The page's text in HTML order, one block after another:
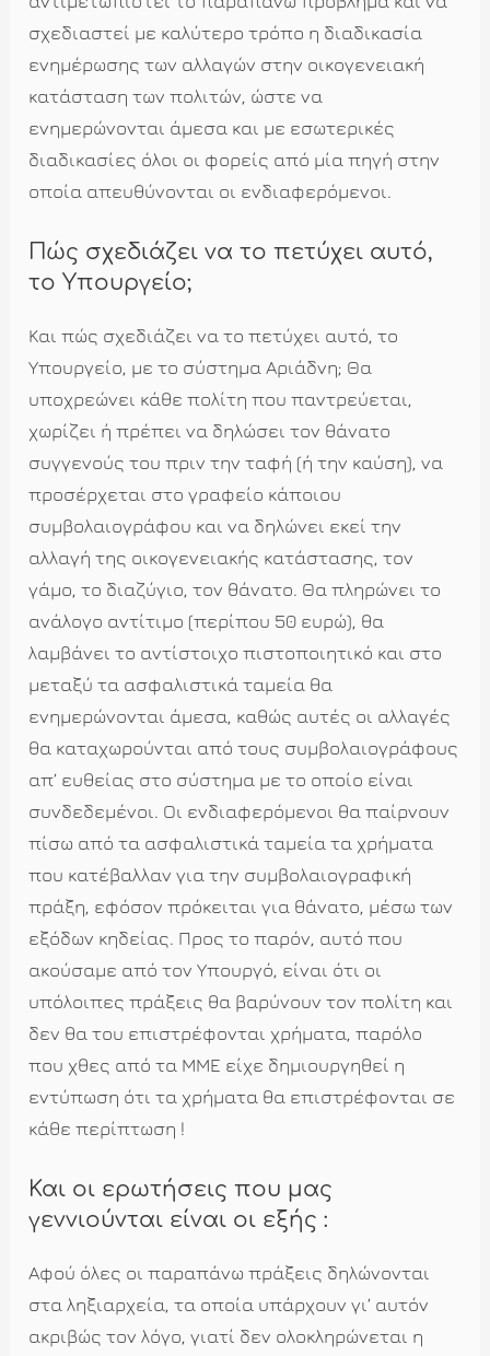
σχεδιαστεί με καλύτερο τρόπο η διαδικασία
ενημέρωσης των αλλαγών στην οικογενειακή
κατάσταση των πολιτών, ώστε να
ενημερώνονται άμεσα και με εσωτερικές
διαδικασίες όλοι οι φορείς από μία πηγή στην
οποία απευθύνονται οι ενδιαφερόμενοι.
Πώς σχεδιάζει να το πετύχει αυτό,
το Υπουργείο;
Και πώς σχεδιάζει να το πετύχει αυτό, το
Υπουργείο, με το σύστημα Αριάδνη; Θα
υποχρεώνει κάθε πολίτη που παντρεύεται,
χωρίζει ή πρέπει να δηλώσει τον θάνατο
συγγενούς του πριν την ταφή (ή την καύση), να
προσέρχεται στο γραφείο κάποιου
συμβολαιογράφου και να δηλώνει εκεί την
αλλαγή της οικογενειακής κατάστασης, τον
γάμο, το διαζύγιο, τον θάνατο. Θα πληρώνει το
ανάλογο αντίτιμο (περίπου 50 ευρώ), θα
λαμβάνει το αντίστοιχο πιστοποιητικό και στο
μεταξύ τα ασφαλιστικά ταμεία θα
ενημερώνονται άμεσα, καθώς αυτές οι αλλαγές
θα καταχωρούνται από τους συμβολαιογράφους
απ’ ευθείας στο σύστημα με το οποίο είναι
συνδεδεμένοι. Οι ενδιαφερόμενοι θα παίρνουν
πίσω από τα ασφαλιστικά ταμεία τα χρήματα
που κατέβαλλαν για την συμβολαιογραφική
πράξη, εφόσον πρόκειται για θάνατο, μέσω των
εξόδων κηδείας. Προς το παρόν, αυτό που
ακούσαμε από τον Υπουργό, είναι ότι οι
υπόλοιπες πράξεις θα βαρύνουν τον πολίτη και
δεν θα του επιστρέφονται χρήματα, παρόλο
που χθες από τα ΜΜΕ είχε δημιουργηθεί η
εντύπωση ότι τα χρήματα θα επιστρέφονται σε
κάθε περίπτωση !
Και οι ερωτήσεις που μας
γεννιούνται είναι οι εξής :
Αφού όλες οι παραπάνω πράξεις δηλώνονται
στα ληξιαρχεία, τα οποία υπάρχουν γι’ αυτόν
ακριβώς τον λόγο, γιατί δεν ολοκληρώνεται η